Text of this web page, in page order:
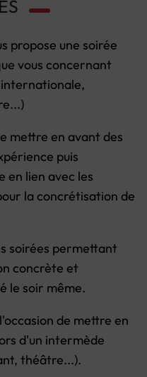
propose une soirée
vous concernant
mettre en avant des
puis
en lien avec les
la concrétisation de
soirées permettant
concrète et
le soir même.
de mettre en
d'un intermède
théâtre...).